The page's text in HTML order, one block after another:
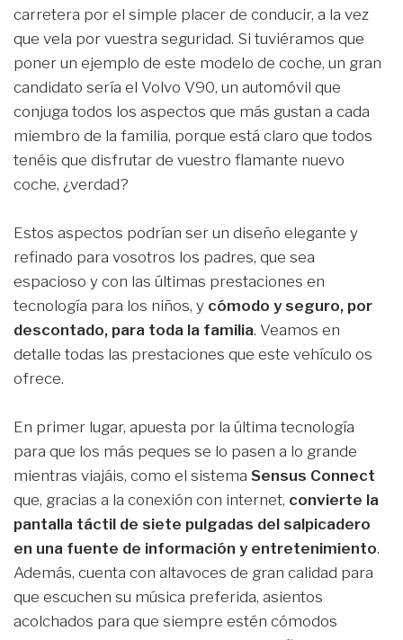
carretera por el simple placer de conducir, a la vez
que vela por vuestra seguridad. Si tuviéramos que
poner un ejemplo de este modelo de coche, un gran
candidato sería el Volvo V90, un automóvil que
conjuga todos los aspectos que más gustan a cada
miembro de la familia, porque está claro que todos
tenéis que disfrutar de vuestro flamante nuevo
coche, ¿verdad?
Estos aspectos podrían ser un diseño elegante y
refinado para vosotros los padres, que sea
espacioso y con las últimas prestaciones en
tecnología para los niños, y cómodo y seguro, por
descontado, para toda la familia. Veamos en
detalle todas las prestaciones que este vehículo os
ofrece.
En primer lugar, apuesta por la última tecnología
para que los más peques se lo pasen a lo grande
mientras viajáis, como el sistema Sensus Connect
que, gracias a la conexión con internet, convierte la
pantalla táctil de siete pulgadas del salpicadero
en una fuente de información y entretenimiento.
Además, cuenta con altavoces de gran calidad para
que escuchen su música preferida, asientos
acolchados para que siempre estén cómodos